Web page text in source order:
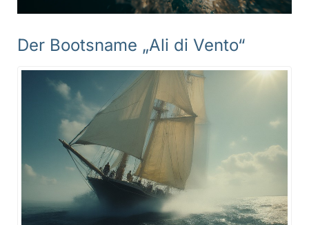
Der Bootsname „Ali di Vento“